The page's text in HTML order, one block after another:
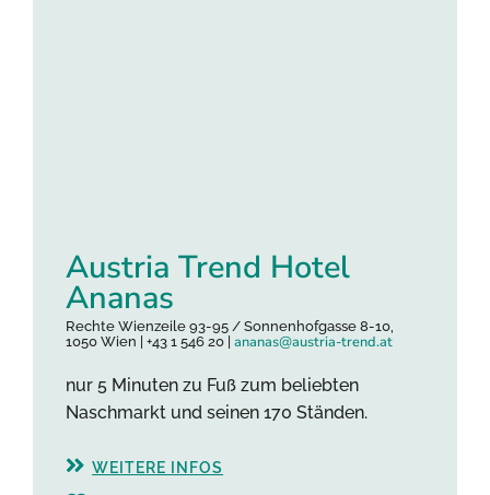
Austria Trend Hotel
Ananas
Rechte Wienzeile 93-95 / Sonnenhofgasse 8-10,
1050 Wien | +43 1 546 20 | ananas@austria-trend.at
nur 5 Minuten zu Fuß zum beliebten
Naschmarkt und seinen 170 Ständen.
WEITERE INFOS